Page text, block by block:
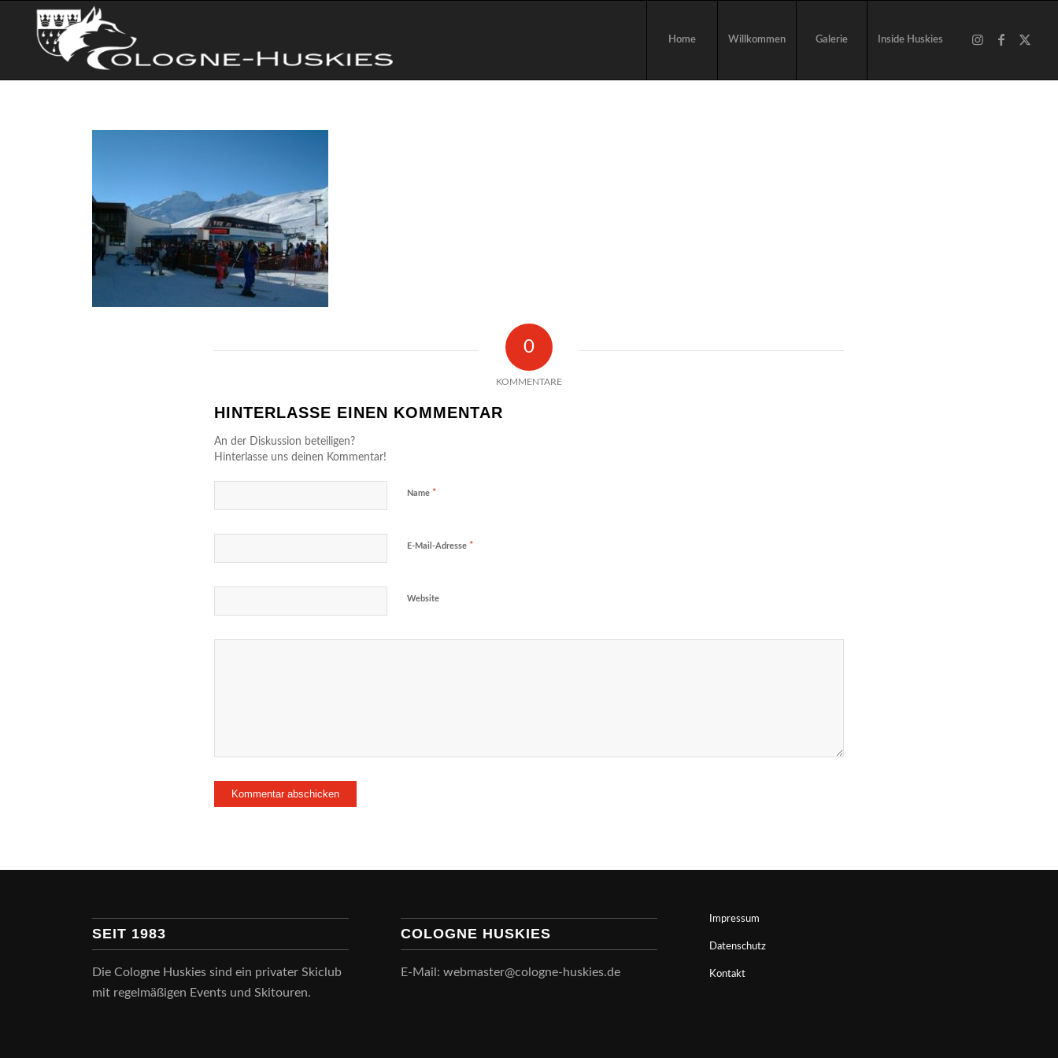
Home Willkommen Galerie Inside Huskies
0
KOMMENTARE
HINTERLASSE EINEN KOMMENTAR
An der Diskussion beteiligen?
Hinterlasse uns deinen Kommentar!
Name *
E-Mail-Adresse *
Website
SEIT 1983
Die Cologne Huskies sind ein privater Skiclub
mit regelmäßigen Events und Skitouren.
COLOGNE HUSKIES
E-Mail: webmaster@cologne-huskies.de
Impressum
Datenschutz
Kontakt